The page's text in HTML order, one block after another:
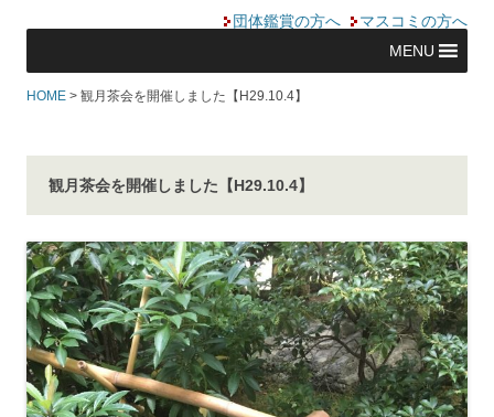
団体鑑賞の方へ
マスコミの方へ
MENU
HOME > 観月茶会を開催しました【H29.10.4】
観月茶会を開催しました【H29.10.4】